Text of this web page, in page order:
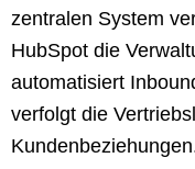
zentralen System
HubSpot die
automatisiert
verfolgt die